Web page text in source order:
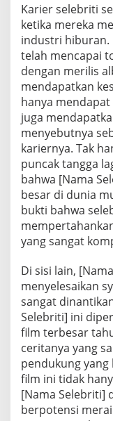
Karier selebriti
ketika mereka
industri hiburan.
telah mencapai
dengan merilis
mendapatkan
hanya
juga
menyebutnya
kariernya. Tak
puncak tangga
bahwa [Nama
besar di dunia
bukti bahwa
yang sangat
Di sisi lain,
menyelesaikan
sangat
Selebriti] ini
film terbesar
ceritanya yang
pendukung
film ini tidak
[Nama Selebriti]
berpotensi